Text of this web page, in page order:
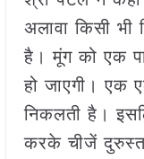
अलावा किसी
है। मूंग को एक
हो जाएगी। एक
निकलती है।
करके चीजें